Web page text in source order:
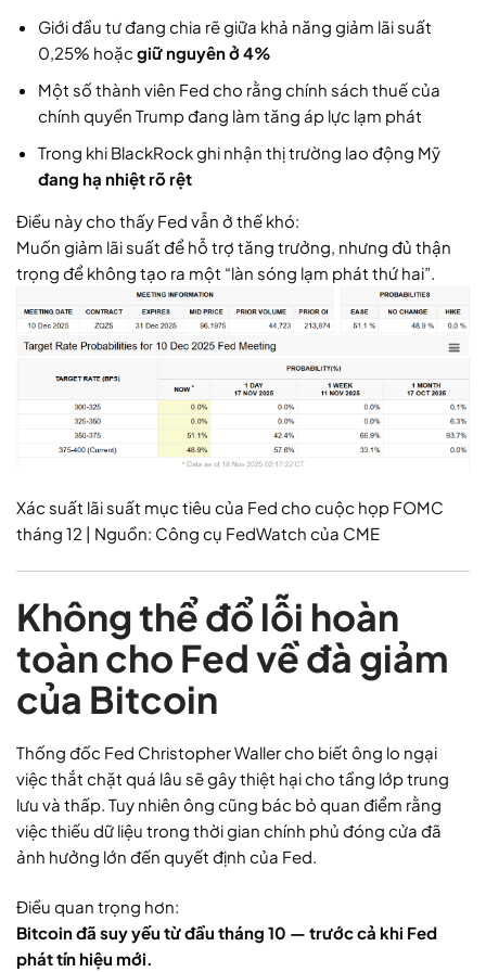
Giới đầu tư đang chia rẽ giữa khả năng giảm lãi suất
0,25% hoặc giữ nguyên ở 4%
Một số thành viên Fed cho rằng chính sách thuế của
chính quyền Trump đang làm tăng áp lực lạm phát
Trong khi BlackRock ghi nhận thị trường lao động Mỹ
đang hạ nhiệt rõ rệt
Điều này cho thấy Fed vẫn ở thế khó:
Muốn giảm lãi suất để hỗ trợ tăng trưởng, nhưng đủ thận
trọng để không tạo ra một “làn sóng lạm phát thứ hai”.
Xác suất lãi suất mục tiêu của Fed cho cuộc họp FOMC
tháng 12 | Nguồn: Công cụ FedWatch của CME
Không thể đổ lỗi hoàn
toàn cho Fed về đà giảm
của Bitcoin
Thống đốc Fed Christopher Waller cho biết ông lo ngại
việc thắt chặt quá lâu sẽ gây thiệt hại cho tầng lớp trung
lưu và thấp. Tuy nhiên ông cũng bác bỏ quan điểm rằng
việc thiếu dữ liệu trong thời gian chính phủ đóng cửa đã
ảnh hưởng lớn đến quyết định của Fed.
Điều quan trọng hơn:
Bitcoin đã suy yếu từ đầu tháng 10 — trước cả khi Fed
phát tín hiệu mới.